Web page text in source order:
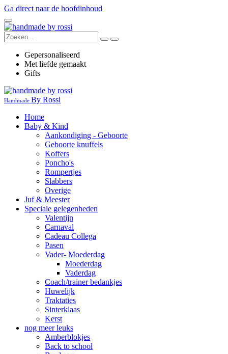
Ga direct naar de hoofdinhoud
Gepersonaliseerd
Met liefde gemaakt
Gifts
Handmade By Rossi
Home
Baby & Kind
Aankondiging - Geboorte
Geboorte knuffels
Koffers
Poncho's
Rompertjes
Slabbers
Overige
Juf & Meester
Speciale gelegenheden
Valentijn
Carnaval
Cadeau Collega
Pasen
Vader- Moederdag
Moederdag
Vaderdag
Coach/trainer bedankjes
Huwelijk
Traktaties
Sinterklaas
Kerst
nog meer leuks
Amberblokjes
Back to school